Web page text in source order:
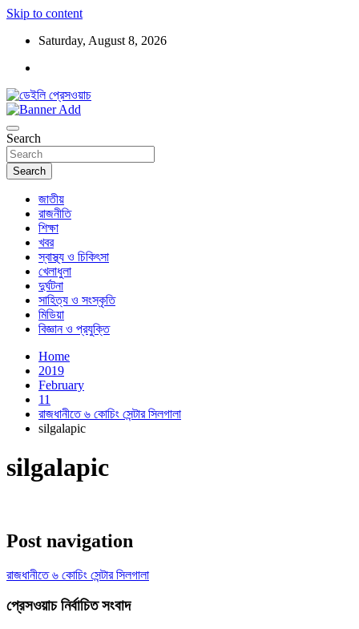
Skip to content
Saturday, August 8, 2026
ডেইলি প্রেসওয়াচ
Search
Search
জাতীয়
রাজনীতি
শিক্ষা
খবর
স্বাস্থ্য ও চিকিৎসা
খেলাধুলা
দুর্ঘটনা
সাহিত্য ও সংস্কৃতি
মিডিয়া
বিজ্ঞান ও প্রযুক্তি
Home
2019
February
11
রাজধানীতে ৬ কোচিং সেন্টার সিলগালা
silgalapic
silgalapic
Post navigation
রাজধানীতে ৬ কোচিং সেন্টার সিলগালা
প্রেসওয়াচ নির্বাচিত সংবাদ